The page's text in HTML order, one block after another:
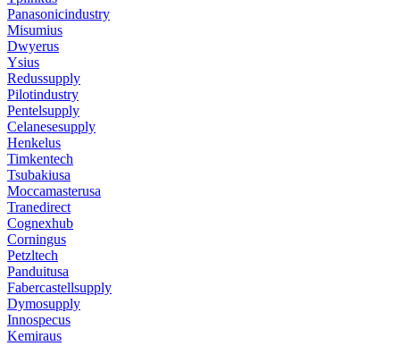
Panasonicindustry
Misumius
Dwyerus
Ysius
Redussupply
Pilotindustry
Pentelsupply
Celanesesupply
Henkelus
Timkentech
Tsubakiusa
Moccamasterusa
Tranedirect
Cognexhub
Corningus
Petzltech
Panduitusa
Fabercastellsupply
Dymosupply
Innospecus
Kemiraus